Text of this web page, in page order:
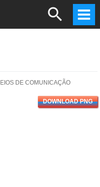
Search
DE COMUNICAÇÃO
DOWNLOAD PNG